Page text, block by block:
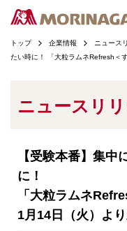
トップ 企業情報 ニュース
たい時に！ 「大粒ラムネRefresh＜
ニュースリ
【受験本番】集中
に！
「大粒ラムネ
1月14日（火）よ